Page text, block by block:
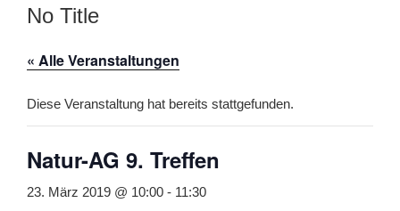
No Title
« Alle Veranstaltungen
Diese Veranstaltung hat bereits stattgefunden.
Natur-AG 9. Treffen
23. März 2019 @ 10:00 - 11:30